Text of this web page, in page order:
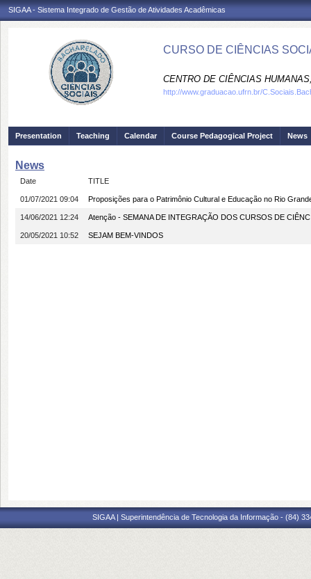
SIGAA - Sistema Integrado de Gestão de Atividades Acadêmicas
CURSO DE CIÊNCIAS
CENTRO DE CIÊNCIAS
http://www.graduacao.ufrn.br/
Presentation Teaching Calendar Course Pedagogical Project News
News
Date TITLE
01/07/2021 09:04 Proposições para o Patrimônio Cultural e Educação no Rio
14/06/2021 12:24 Atenção - SEMANA DE INTEGRAÇÃO DOS CURSOS DE
20/05/2021 10:52 SEJAM BEM-VINDOS
SIGAA | Superintendência de Tecnologia da Informação - (84)